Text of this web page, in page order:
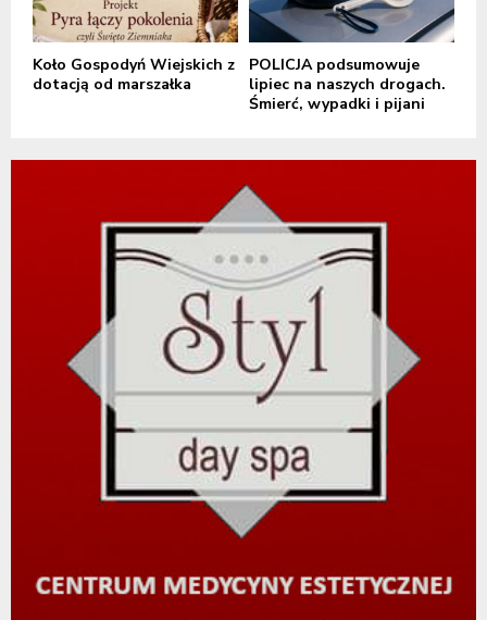
Koło Gospodyń Wiejskich z
dotacją od marszałka
POLICJA podsumowuje
lipiec na naszych drogach.
Śmierć, wypadki i pijani